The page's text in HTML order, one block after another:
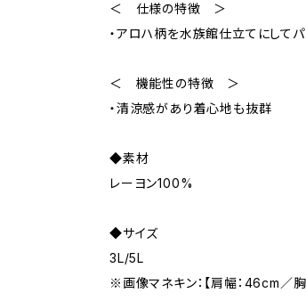
＜ 仕様の特徴 ＞
・アロハ柄を水族館仕立てにして
＜ 機能性の特徴 ＞
・清涼感があり着心地も抜群
◆素材
レーヨン100%
◆サイズ
3L/5L
※画像マネキン：【肩幅：46cm／